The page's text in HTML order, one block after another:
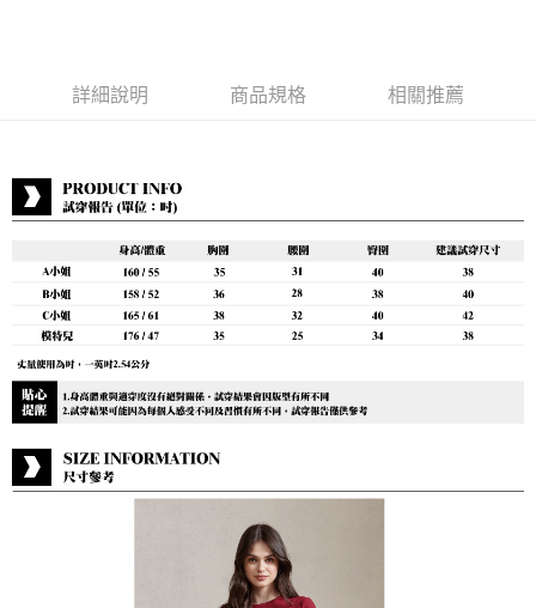
每筆NT$80，滿NT$888(含以上)免運費
詳細說明 商品規格 相關推薦